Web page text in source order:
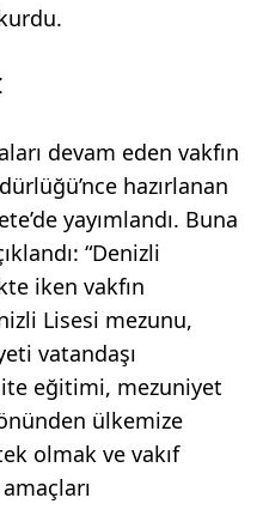
devam eden vakfın
hazırlanan
yayımlandı. Buna
“Denizli
iken vakfın
Lisesi mezunu,
vatandaşı
eğitimi, mezuniyet
ülkemize
olmak ve vakıf